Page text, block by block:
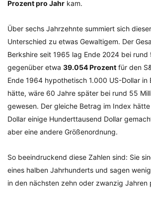
Prozent pro Jahr kam.
Über sechs Jahrzehnte summiert sich
Unterschied zu etwas Gewaltigem. Der
Berkshire seit 1965 lag Ende 2024 bei rund
gegenüber etwa 39.054 Prozent für den
Ende 1964 hypothetisch 1.000 US-Dollar
hätte, wäre 60 Jahre später bei rund 55
gewesen. Der gleiche Betrag im Index
Dollar einige Hunderttausend Dollar
aber eine andere Größenordnung.
So beeindruckend diese Zahlen sind: Sie
eines halben Jahrhunderts und sagen
in den nächsten zehn oder zwanzig Jahren